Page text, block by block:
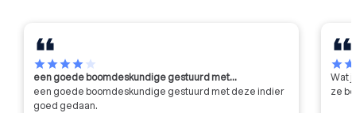
starstarstarstarstar
een goede boomdeskundige gestuurd met…
een goede boomdeskundige gestuurd met deze indier
goed gedaan.
starstar
Wat
ze